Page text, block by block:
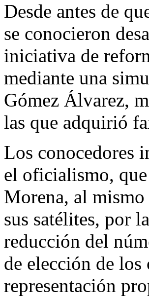
Desde antes de
se conocieron
iniciativa de
mediante una
Gómez Álvarez,
las que adquirió
Los conocedores
el oficialismo,
Morena, al
sus satélites, por
reducción del
de elección de los
representación